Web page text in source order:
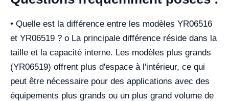
• Quelle est la différence entre les modèles YR06516
et YR06519 ? o La principale différence réside dans la
taille et la capacité interne. Les modèles plus grands
(YR06519) offrent plus d'espace à l'intérieur, ce qui
peut être nécessaire pour des applications avec des
équipements plus grands ou un plus grand volume de